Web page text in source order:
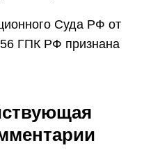
Суда РФ от
ГПК РФ признана